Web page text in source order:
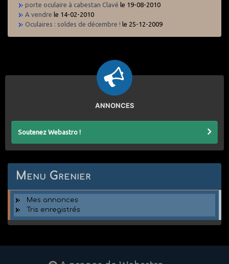
porte oculaire à cabestan Clavé le 19-08-2010
A vendre le 14-02-2010
Oculaires : soldes de décembre ! le 25-12-2009
ANNONCES
Soutenez Webastro !
Menu Grenier
Mes annonces
Tris enregistrés